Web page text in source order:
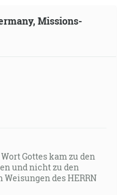
Missions-
Gottes kam zu den
und nicht zu den
des HERRN